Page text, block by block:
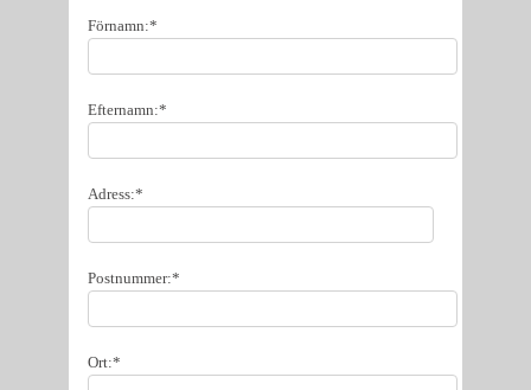
Förnamn:*
Efternamn:*
Adress:*
Postnummer:*
Ort:*